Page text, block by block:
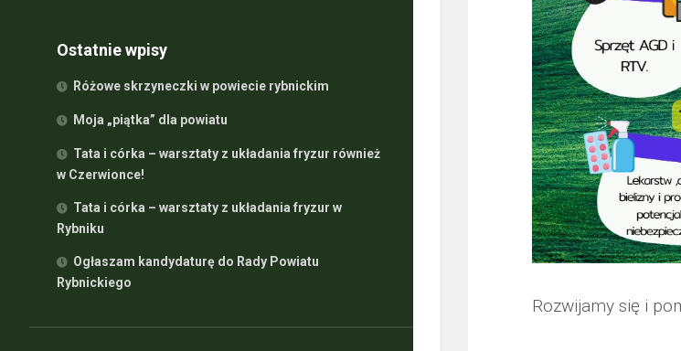
Ostatnie wpisy
Różowe skrzyneczki w powiecie rybnickim
Moja „piątka” dla powiatu
Tata i córka – warsztaty z układania fryzur również
w Czerwionce!
Tata i córka – warsztaty z układania fryzur w
Rybniku
Ogłaszam kandydaturę do Rady Powiatu
Rybnickiego
Rozwijamy się i